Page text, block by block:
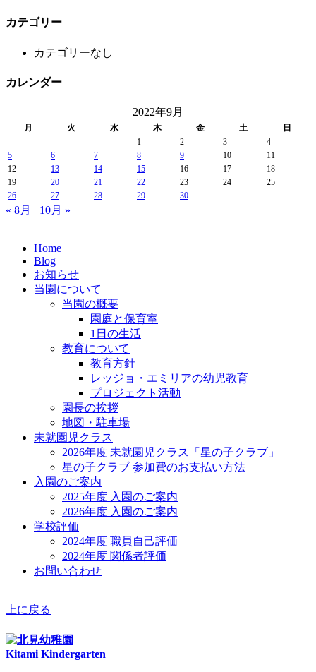
カテゴリー
カテゴリーなし
カレンダー
2022年9月
月 火 水 木 金 土
日
1
2 3
4
5
6 7 8 9 10
11
12
13 14 15 16 17
18
19
20 21 22 23 24
25
26
27 28 29 30
« 8月 10月 »
Home
Blog
お知らせ
当園について
当園の概要
園庭と保育室
1日の生活
教育について
教育方針
レッジョ・エミリアの幼児教育
プロジェクト活動
園長の挨拶
地図・駐車場
未就園児クラス
2026年度 未就園児クラス「星の子クラブ」
星の子クラブ 参加費のお支払い方法
入園のご案内
2025年度 入園のご案内
2026年度 入園のご案内
学校評価
2024年度 職員自己評価
2024年度 関係者評価
お問い合わせ
上に戻る
Kitami Kindergarten